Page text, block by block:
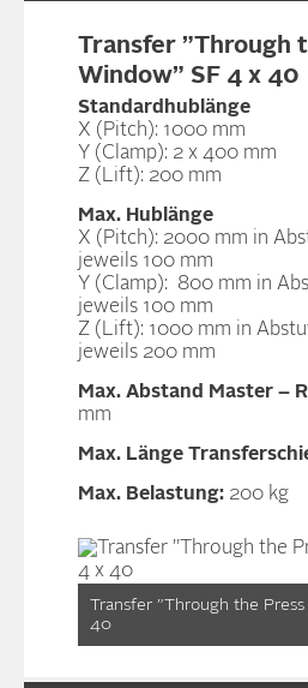
Transfer ”Through
Window” SF 4 x 40
Standardhublänge
X (Pitch): 1000 mm
Y (Clamp): 2 x 400 mm
Z (Lift): 200 mm
Max. Hublänge
X (Pitch): 2000 mm in
jeweils 100 mm
Y (Clamp): 800 mm in
jeweils 100 mm
Z (Lift): 1000 mm in
jeweils 200 mm
Max. Abstand Master –
mm
Max. Länge
Max. Belastung: 200 kg
Transfer ”Through the
40